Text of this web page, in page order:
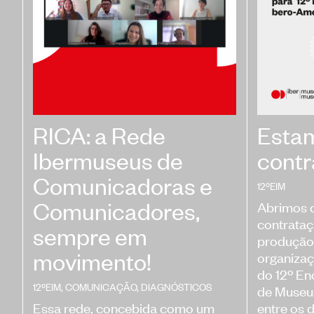
RICA: a Rede
Ibermuseus de
Comunicadoras e
Comunicadores,
sempre em
movimento!
12ºEIM,COMUNICAÇÃO, DIAGNÓSTICOS
Essa rede, concebida como um
12ºEIM
Abrimos
do 12º
de
entre os